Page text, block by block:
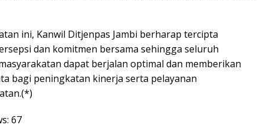
ini, Kanwil Ditjenpas Jambi berharap tercipta
dan komitmen bersama sehingga seluruh
dapat berjalan optimal dan memberikan
bagi peningkatan kinerja serta pelayanan
67